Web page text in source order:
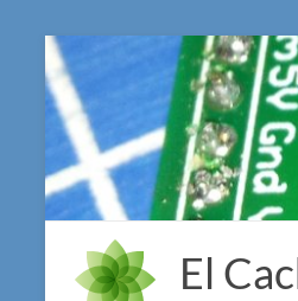
Saltar
al
contenido
El